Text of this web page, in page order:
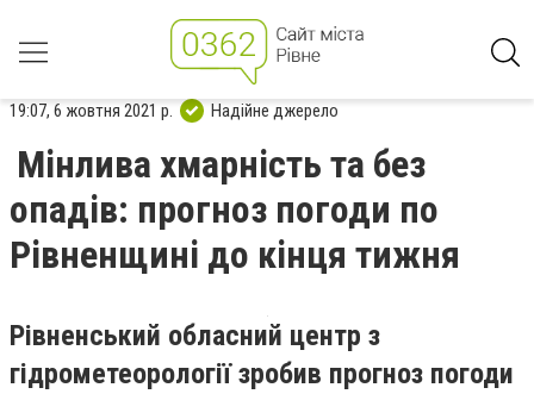
19:07, 6 жовтня 2021 р. Надійне джерело
Мінлива хмарність та без
опадів: прогноз погоди по
Рівненщині до кінця тижня
Рівненський обласний центр з
гідрометеорології зробив прогноз погоди